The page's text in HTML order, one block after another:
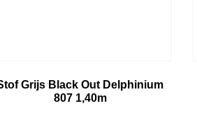
Grijs Black Out Delphinium
807 1,40m